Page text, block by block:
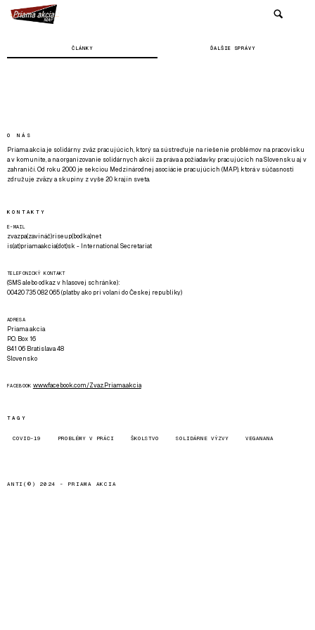
ČLÁNKY ĎALŠIE SPRÁVY
O NÁS
Priama akcia je solidárny zväz pracujúcich, ktorý sa sústreďuje na riešenie problémov na pracovisku
a v komunite, a na organizovanie solidárnych akcií za práva a požiadavky pracujúcich na Slovensku aj v
zahraničí. Od roku 2000 je sekciou Medzinárodnej asociácie pracujúcich (MAP), ktorá v súčasnosti
združuje zväzy a skupiny z vyše 20 krajín sveta.
KONTAKTY
E-MAIL
zvazpa(zavináč)riseup(bodka)net
is(at)priamaakcia(dot)sk - International Secretariat
TELEFONICKÝ KONTAKT
(SMS alebo odkaz v hlasovej schránke):
00420 735 082 065 (platby ako pri volaní do Českej republiky)
ADRESA
Priama akcia
P.O. Box 16
841 06 Bratislava 48
Slovensko
FACEBOOK www.facebook.com/Zvaz.Priama.akcia
TAGY
COVID-19 PROBLÉMY V PRÁCI ŠKOLSTVO SOLIDÁRNE VÝZVY VEGANANA
ANTI(©) 2024 - PRIAMA AKCIA